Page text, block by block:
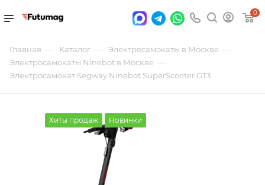
0
Главная — Каталог — Электросамокаты в Москве —
Электросамокаты Ninebot в Москве —
Электросамокат Segway Ninebot SuperScooter GT3
Хиты продаж Новинки